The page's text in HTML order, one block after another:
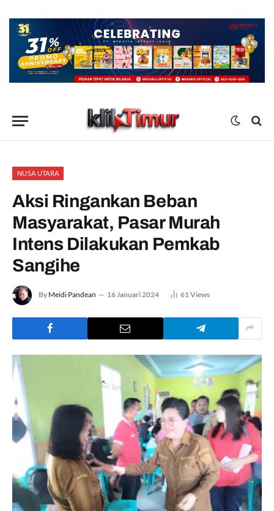
NUSA UTARA
Aksi Ringankan Beban
Masyarakat, Pasar Murah
Intens Dilakukan Pemkab
Sangihe
By Meidi Pandean 16 Januari 2024 61 Views